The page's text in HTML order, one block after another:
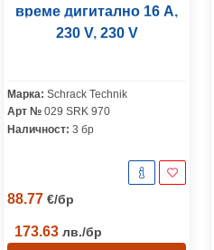
време дигитално 16 A,
230 V, 230 V
Марка: Schrack Technik
Арт № 029 SRK 970
Наличност: 3 бр
88.77 €/бр
173.63 лв./бр